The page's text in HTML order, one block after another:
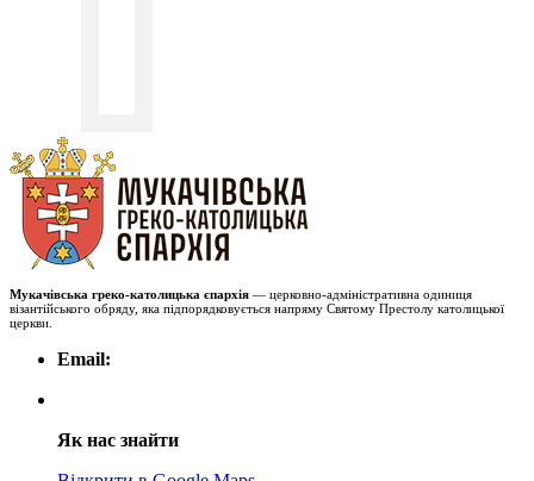
Мукачівська греко-католицька єпархія — церковно-адміністративна одиниця
візантійського обряду, яка підпорядковується напряму Святому Престолу католицької
церкви.
Email:
Як нас знайти